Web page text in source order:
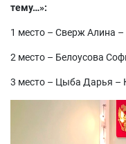
тему…»:
1 место – Сверж Алина
2 место – Белоусова
3 место – Цыба Дарья